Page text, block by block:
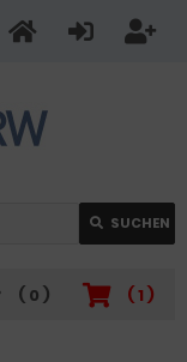
SUCHEN
( 1 )
( 0 )